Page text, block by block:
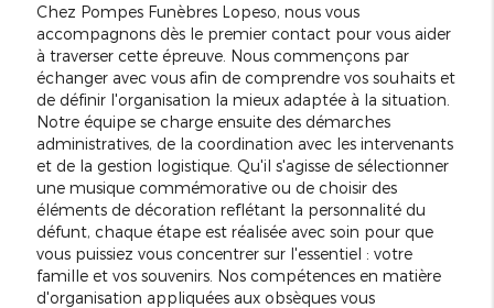
Chez Pompes Funèbres Lopeso, nous vous
accompagnons dès le premier contact pour vous aider
à traverser cette épreuve. Nous commençons par
échanger avec vous afin de comprendre vos souhaits et
de définir l'organisation la mieux adaptée à la situation.
Notre équipe se charge ensuite des démarches
administratives, de la coordination avec les intervenants
et de la gestion logistique. Qu'il s'agisse de sélectionner
une musique commémorative ou de choisir des
éléments de décoration reflétant la personnalité du
défunt, chaque étape est réalisée avec soin pour que
vous puissiez vous concentrer sur l'essentiel : votre
famille et vos souvenirs. Nos compétences en matière
d'organisation appliquées aux obsèques vous